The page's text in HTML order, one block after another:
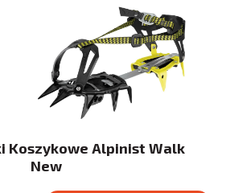
Koszykowe Alpinist Walk
New